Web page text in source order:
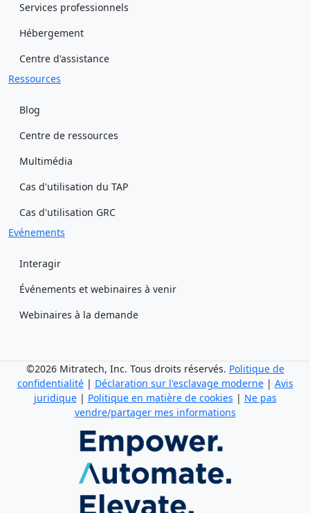
Services professionnels
Hébergement
Centre d'assistance
Ressources
Blog
Centre de ressources
Multimédia
Cas d'utilisation du TAP
Cas d'utilisation GRC
Evénements
Interagir
Événements et webinaires à venir
Webinaires à la demande
©2026 Mitratech, Inc. Tous droits réservés. Politique de
confidentialité| Déclaration sur l'esclavage moderne| Avis
juridique| Politique en matière de cookies | Ne pas
vendre/partager mes informations